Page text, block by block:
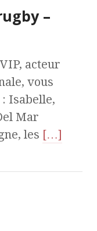
–
acteur
vous
Isabelle,
Mar
les […]